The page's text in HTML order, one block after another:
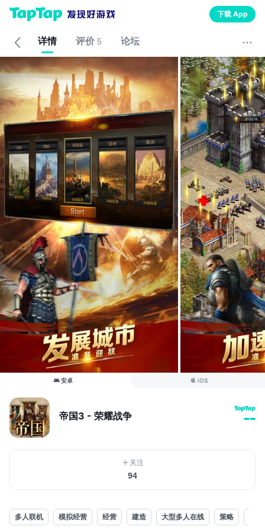
下载 App
详情 评价 5 论坛
安卓 iOS
帝国3 - 荣耀战争 --
关注
94
多人联机 模拟经营 经营 建造 大型多人在线 策略